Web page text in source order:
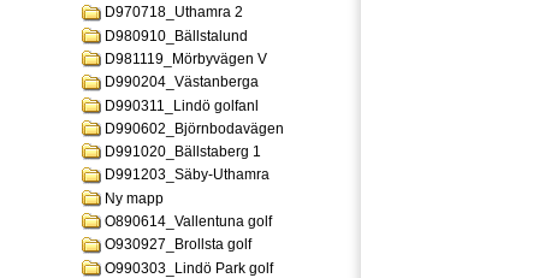
D970718_Uthamra 2
D980910_Bällstalund
D981119_Mörbyvägen V
D990204_Västanberga
D990311_Lindö golfanl
D990602_Björnbodavägen
D991020_Bällstaberg 1
D991203_Säby-Uthamra
Ny mapp
O890614_Vallentuna golf
O930927_Brollsta golf
O990303_Lindö Park golf